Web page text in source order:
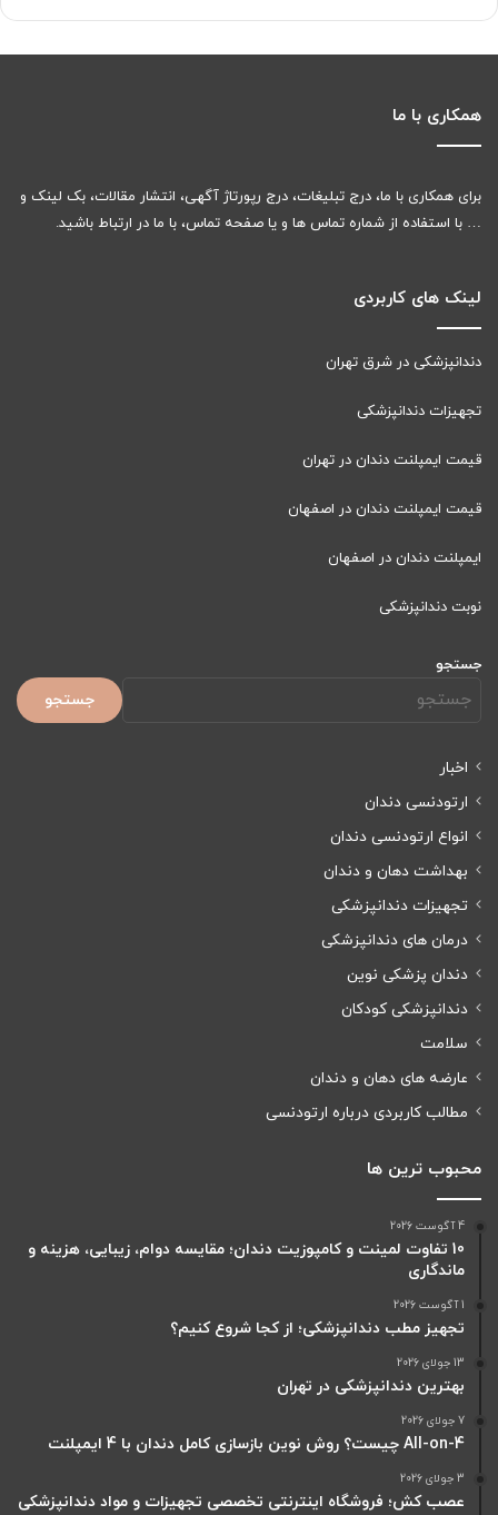
همکاری با ما
برای همکاری با ما، درج تبلیغات، درج رپورتاژ آگهی، انتشار مقالات، بک لینک و
… با استفاده از شماره تماس ها و یا صفحه تماس، با ما در ارتباط باشید.
لینک های کاربردی
دندانپزشکی در شرق تهران
تجهیزات دندانپزشکی
قیمت ایمپلنت دندان در تهران
قیمت ایمپلنت دندان در اصفهان
ایمپلنت دندان در اصفهان
نوبت دندانپزشکی
جستجو
جستجو
اخبار
ارتودنسی دندان
انواع ارتودنسی دندان
بهداشت دهان و دندان
تجهیزات دندانپزشکی
درمان های دندانپزشکی
دندان پزشکی نوین
دندانپزشکی کودکان
سلامت
عارضه های دهان و دندان
مطالب کاربردی درباره ارتودنسی
محبوب ترین ها
4 آگوست 2026
10 تفاوت لمینت و کامپوزیت دندان؛ مقایسه دوام، زیبایی، هزینه و
ماندگاری
1 آگوست 2026
تجهیز مطب دندانپزشکی؛ از کجا شروع کنیم؟
13 جولای 2026
بهترین دندانپزشکی در تهران
7 جولای 2026
All-on-4 چیست؟ روش نوین بازسازی کامل دندان با 4 ایمپلنت
3 جولای 2026
عصب کش؛ فروشگاه اینترنتی تخصصی تجهیزات و مواد دندانپزشکی